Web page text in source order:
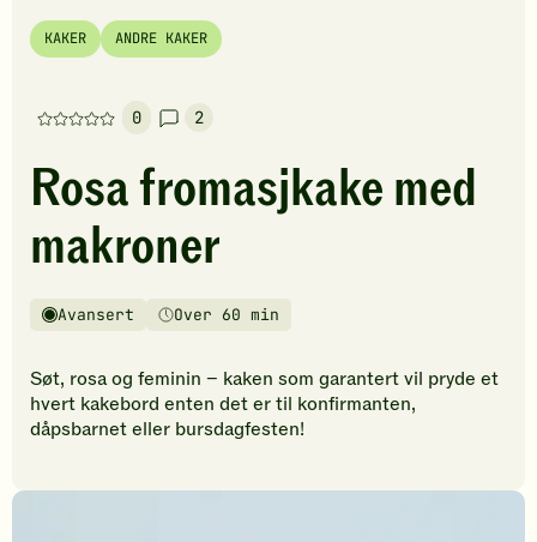
KAKER ANDRE KAKER
0
Denne
har
foreløpig
ingen
vurderinger.
den
til
å
vurdere
denne
2
Rosa fromasjkake med
makroner
Vanskelighetsgrad
Avansert
Tilberedningstid Over 60 min
Søt, rosa og feminin – kaken som garantert vil pryde et
hvert kakebord enten det er til konfirmanten,
dåpsbarnet eller bursdagfesten!